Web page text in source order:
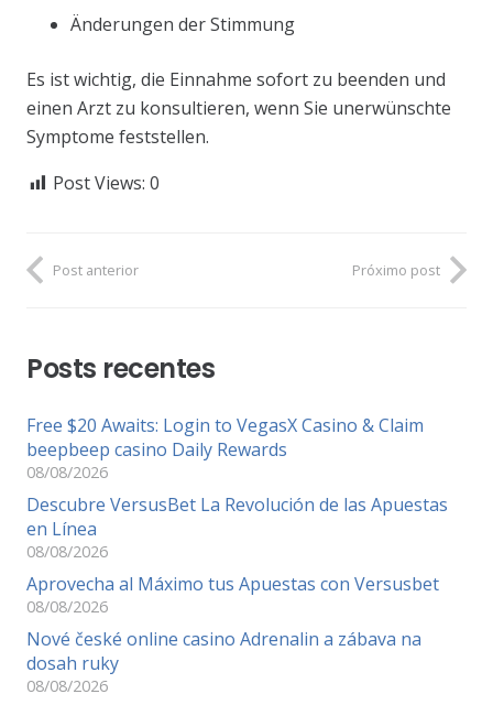
Änderungen der Stimmung
Es ist wichtig, die Einnahme sofort zu beenden und
einen Arzt zu konsultieren, wenn Sie unerwünschte
Symptome feststellen.
Post Views: 0
Post anterior Próximo post
Posts recentes
Free $20 Awaits: Login to VegasX Casino & Claim
beepbeep casino Daily Rewards
08/08/2026
Descubre VersusBet La Revolución de las Apuestas
en Línea
08/08/2026
Aprovecha al Máximo tus Apuestas con Versusbet
08/08/2026
Nové české online casino Adrenalin a zábava na
dosah ruky
08/08/2026